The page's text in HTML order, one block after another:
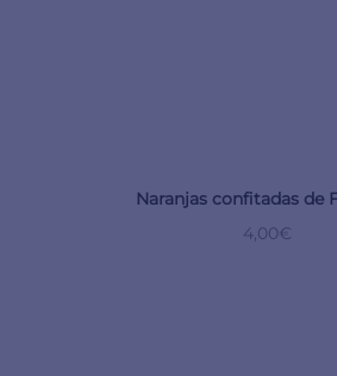
Naranjas confitadas de
4,00€